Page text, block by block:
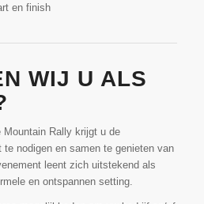
en finish
WIJ U ALS
Rally krijgt u de
nodigen en samen te genieten van
leent zich uitstekend als
en ontspannen setting.